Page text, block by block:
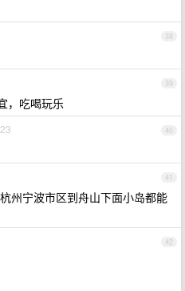
38
39
，吃喝玩乐
40
41
州宁波市区到舟山下面小岛都能
42